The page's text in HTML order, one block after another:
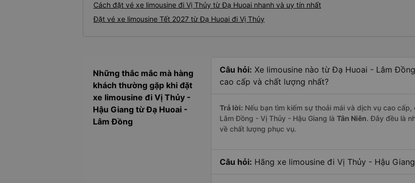
Cách đặt vé xe limousine đi Vị Thủy từ Đạ Huoai nhanh và uy tín nhất
Đặt vé xe limousine Tết 2027 từ Đạ Huoai đi Vị Thủy
Những thắc mắc mà hàng
khách thường gặp khi đặt
xe limousine đi Vị Thủy -
Hậu Giang từ Đạ Huoai -
Lâm Đồng
Câu hỏi: Xe limousine nào từ Đạ Huoai - Lâm
cao cấp và chất lượng nhất?
Trả lời: Nếu bạn tìm kiếm sự thoải mái và dịch vụ cao
Lâm Đồng - Vị Thủy - Hậu Giang là Tân Niên. Đây đều là
về chất lượng phục vụ.
Câu hỏi: Hãng xe limousine đi Vị Thủy - Hậu